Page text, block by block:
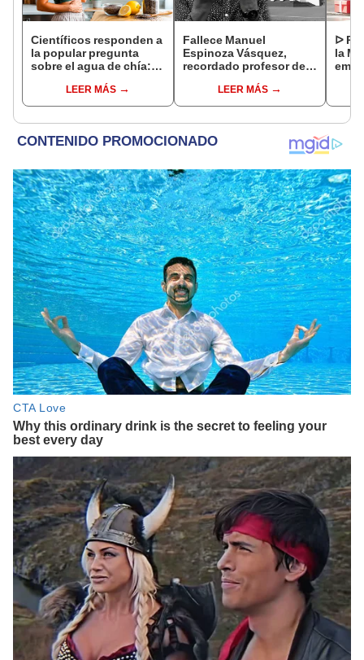
Científicos responden a
la popular pregunta
sobre el agua de chía:
bajar de peso o es solo
un mito viral?
LEER MÁS
Fallece Manuel
Espinoza Vásquez,
recordado profesor de
por su icónica forma de
enseñar
LEER MÁS
ᐅ
la